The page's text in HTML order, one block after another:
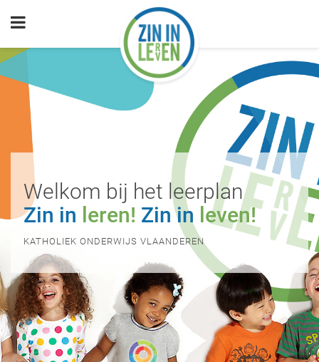
Open
Welkom bij het leerplan
Zin in leren! Zin in leven!
KATHOLIEK ONDERWIJS VLAANDEREN